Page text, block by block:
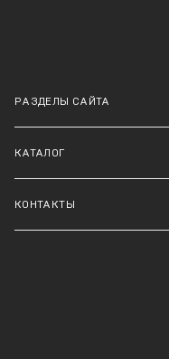
КАТАЛОГ
РАЗДЕЛЫ САЙТА
КОНТАКТЫ